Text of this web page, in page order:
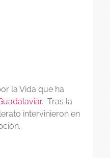
la Vida que ha
. Tras la
intervinieron en